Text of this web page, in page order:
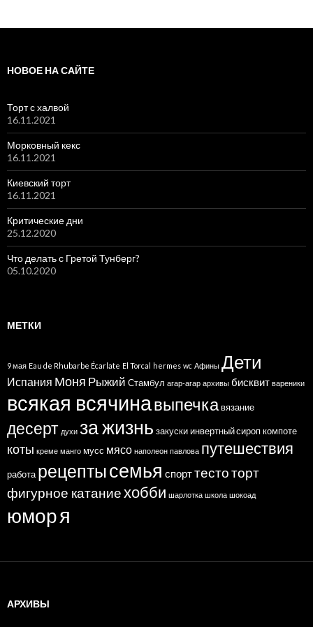
НОВОЕ НА САЙТЕ
Торт с халвой
16.11.2021
Морковный кекс
16.11.2021
Киевский торт
16.11.2021
Критические дни
25.12.2020
Что делать с Гретой Тунберг?
05.10.2020
МЕТКИ
9 мая Eau de Rhubarbe Écarlate El Torcal hermes wc Афины Дети
Испания Моня Рыжий Стамбул агар-агар архивы бисквит вареники
всякая всячинавыпечка вязание
десерт духи за жизнь закуски инвертный сироп компоте
коты креме манго мусс мясо наполеон павлова путешествия
работа рецептысемья спорттестоторт
фигурное катаниехобби шарлотка школа шокоад
юморя
АРХИВЫ